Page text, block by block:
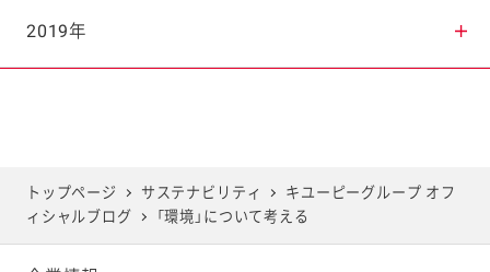
2025年7月
2025年4月
2024年8月
2024年5月
2023年9月
2023年6月
2022年10月
2022年7月
2021年11月
2021年8月
2020年12月
2020年9月
2019年
2019年10月
トップページ サステナビリティ
キユーピーグループ オフ
ィシャルブログ
「環境」について考える